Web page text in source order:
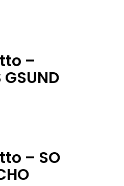
–
GSUND
– SO